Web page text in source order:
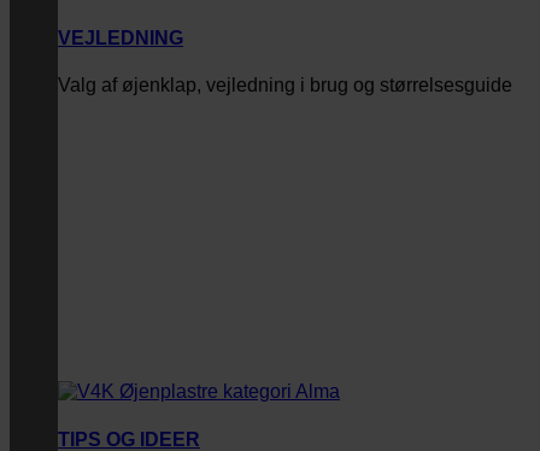
VEJLEDNING
Valg af øjenklap, vejledning i brug og størrelsesguide
TIPS OG IDEER